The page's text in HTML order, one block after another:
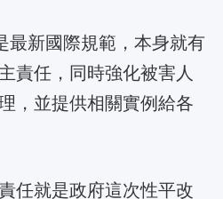
最新國際規範，本身就有
責任，同時強化被害人
，並提供相關實例給各
任就是政府這次性平改